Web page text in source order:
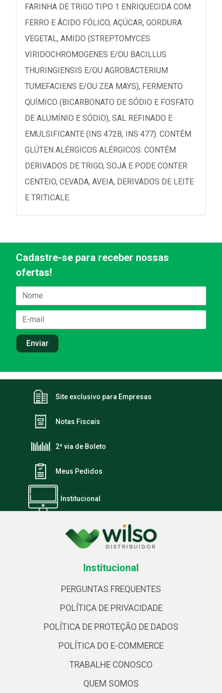
FARINHA DE TRIGO TIPO 1 ENRIQUECIDA COM
FERRO E ÁCIDO FÓLICO, AÇÚCAR, GORDURA
VEGETAL, AMIDO (STREPTOMYCES
VIRIDOCHROMOGENES E/OU BACILLUS
THURINGIENSIS E/OU AGROBACTERIUM
TUMEFACIENS E/OU ZEA MAYS), FERMENTO
QUÍMICO (BICARBONATO DE SÓDIO E FOSFATO
DE ALUMÍNIO E SÓDIO), SAL REFINADO E
EMULSIFICANTE (INS 472B, INS 477). CONTÉM
GLÚTEN ALÉRGICOS ALÉRGICOS: CONTÉM
DERIVADOS DE TRIGO, SOJA E PODE CONTER
CENTEIO, CEVADA, AVEIA, DERIVADOS DE LEITE
E TRITICALE.
Cadastre-se para receber nossas
ofertas!
Site exclusivo para Empresas
Notas Fiscais
2ª via de Boleto
Meus Pedidos
Institucional
Institucional
PERGUNTAS FREQUENTES
POLÍTICA DE PRIVACIDADE
POLÍTICA DE PROTEÇÃO DE DADOS
POLÍTICA DO E-COMMERCE
TRABALHE CONOSCO
QUEM SOMOS